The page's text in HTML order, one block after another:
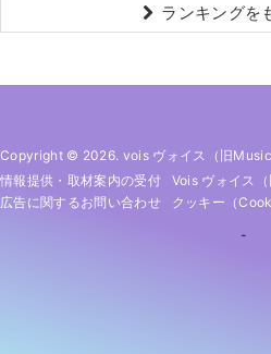
ランキングを
Copyright © 2026. vois ヴォイス（旧
情報提供・取材案内の受付
Vois ヴォイス
広告に関するお問い合わせ
クッキー（
-